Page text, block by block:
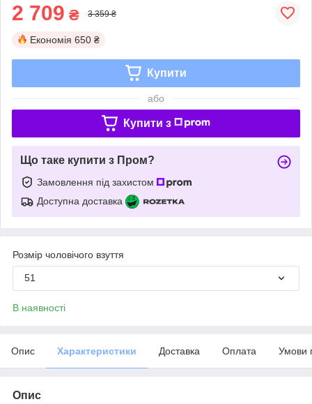
2 709 ₴ 3 359 ₴
Економія 650 ₴
Купити
або
Купити з
Що таке купити з Пром?
Замовлення під захистом
Доступна доставка
Розмір чоловічого взуття
51
В наявності
Опис Характеристики Доставка Оплата Умови
Опис